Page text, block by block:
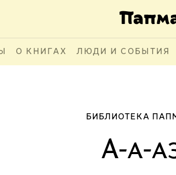
О КНИГАХ ЛЮДИ И СОБЫТИЯ
БИБЛИОТЕКА
А-а-